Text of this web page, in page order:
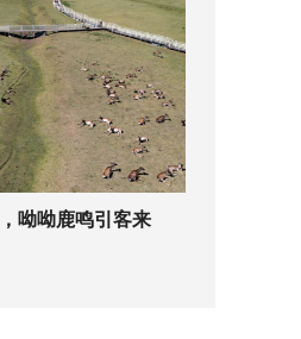
呦呦鹿鸣引客来